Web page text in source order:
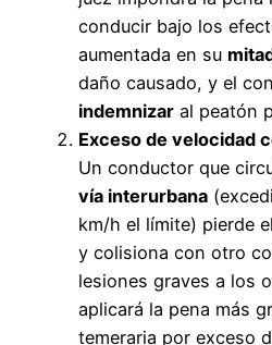
conducir bajo los
aumentada en su
daño causado, y el
indemnizar al peatón
Exceso de velocidad
Un conductor que
vía interurbana
km/h el límite) pierde
y colisiona con otro
lesiones graves a los
aplicará la pena más
temeraria por exceso